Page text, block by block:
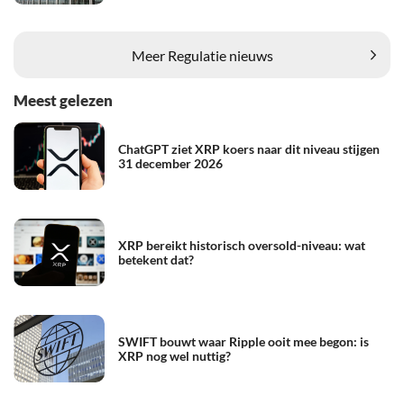
Meer Regulatie nieuws
Meest gelezen
ChatGPT ziet XRP koers naar dit niveau stijgen
31 december 2026
XRP bereikt historisch oversold-niveau: wat
betekent dat?
SWIFT bouwt waar Ripple ooit mee begon: is
XRP nog wel nuttig?